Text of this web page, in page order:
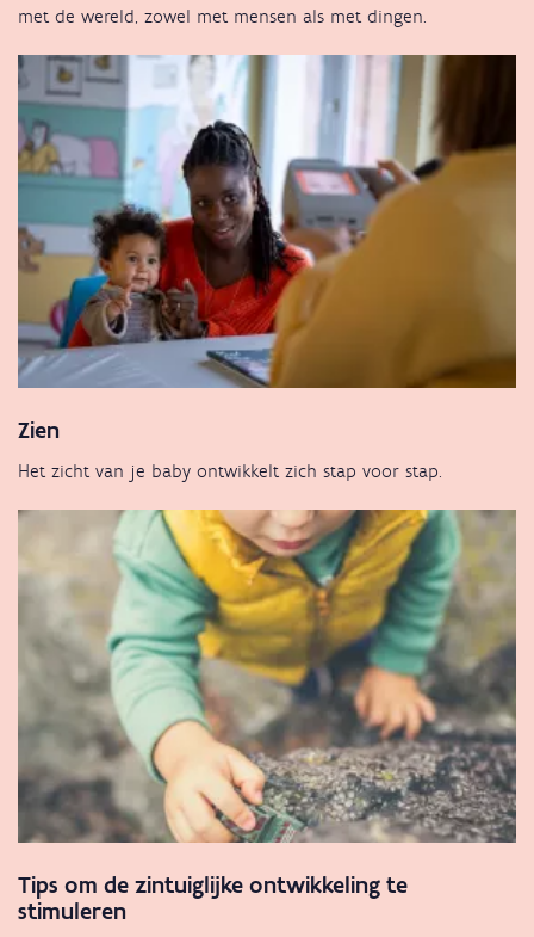
met de wereld, zowel met mensen als met dingen.
Zien
Het zicht van je baby ontwikkelt zich stap voor stap.
Tips om de zintuiglijke ontwikkeling te
stimuleren